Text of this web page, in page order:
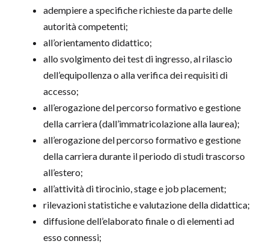
adempiere a specifiche richieste da parte delle
autorità competenti;
all’orientamento didattico;
allo svolgimento dei test di ingresso, al rilascio
dell’equipollenza o alla verifica dei requisiti di
accesso;
all’erogazione del percorso formativo e gestione
della carriera (dall’immatricolazione alla laurea);
all’erogazione del percorso formativo e gestione
della carriera durante il periodo di studi trascorso
all’estero;
all’attività di tirocinio, stage e job placement;
rilevazioni statistiche e valutazione della didattica;
diffusione dell’elaborato finale o di elementi ad
esso connessi;